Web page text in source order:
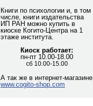
Книги по психологии и, в том
числе, книги издательства
ИП РАН можно купить в
киоске Когито-Центра на 1
этаже института.
Киоск работает:
пн-пт 10.00-18.00
сб 10.00-15.00
А так же в интернет-магазине
www.cogito-shop.com